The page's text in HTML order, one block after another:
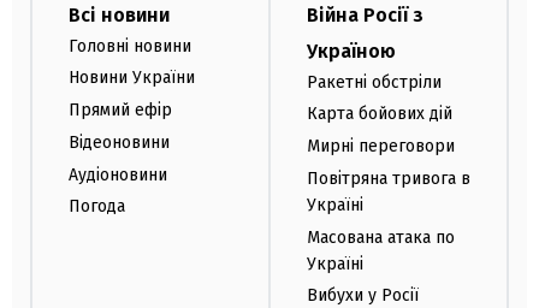
Всі новини
Головні новини
Новини України
Прямий ефір
Відеоновини
Аудіоновини
Погода
Війна Росії з
Україною
Ракетні обстріли
Карта бойових дій
Мирні переговори
Повітряна тривога в
Україні
Масована атака по
Україні
Вибухи у Росії